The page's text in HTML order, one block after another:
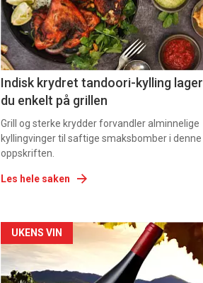
Indisk krydret tandoori-kylling lager
du enkelt på grillen
Grill og sterke krydder forvandler alminnelige
kyllingvinger til saftige smaksbomber i denne
oppskriften.
Les hele saken
Forsiden
akkurat
UKENS VIN